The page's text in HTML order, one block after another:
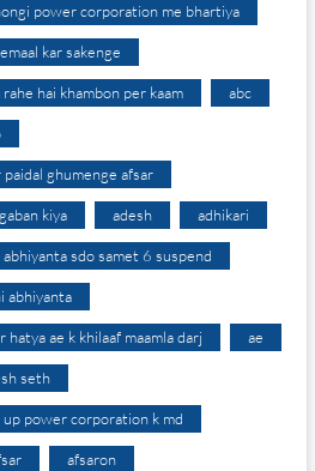
power corporation me bhartiya
kar sakenge
hai khambon per kaam abc
ghumenge afsar
kiya adesh adhikari
abhiyanta sdo samet 6 suspend
abhiyanta
ae k khilaaf maamla darj ae
seth
up power corporation k md
afsaron